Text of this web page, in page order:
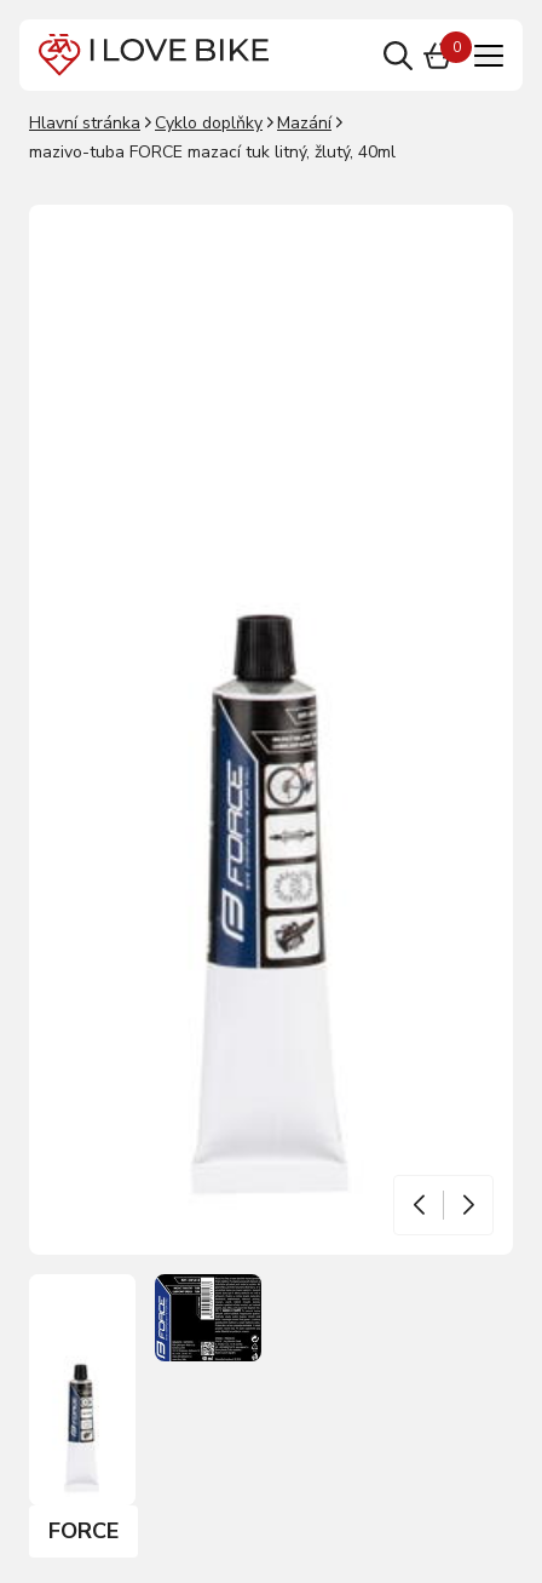
0
Hlavní stránka Cyklo doplňky
Mazání
mazivo-tuba FORCE mazací tuk litný, žlutý, 40ml
FORCE